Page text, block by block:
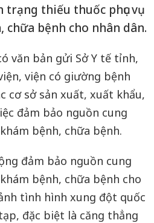
thiếu thuốc phục vụ
chữa bệnh cho nhân dân.
văn bản gửi Sở Y tế tỉnh,
viện có giường bệnh
cơ sở sản xuất, xuất khẩu,
đảm bảo nguồn cung
khám bệnh, chữa bệnh.
đảm bảo nguồn cung
khám bệnh, chữa bệnh cho
tình hình xung đột quốc
đặc biệt là căng thẳng